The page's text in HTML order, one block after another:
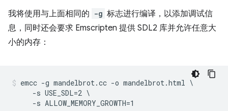
我将使用与上面相同的 -g 标志进行编译，以添加调试信
息，同时还会要求 Emscripten 提供 SDL2 库并允许任意大
小的内存：
emcc -g mandelbrot.cc -o mandelbrot.html \
     -s USE_SDL=2 \